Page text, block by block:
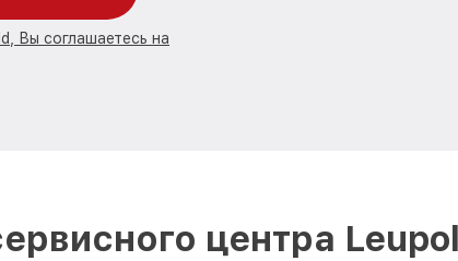
Вы соглашаетесь на
центра